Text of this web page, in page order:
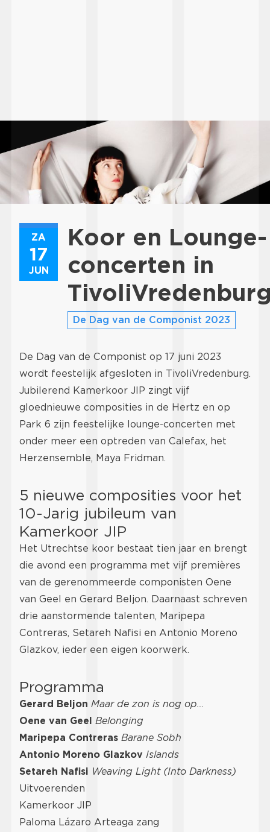
ZA
17
JUN
Koor en Lounge-
concerten in
De Dag van de Componist 2023
De Dag van de Componist op 17 juni 2023
wordt feestelijk afgesloten in TivoliVredenburg.
Jubilerend Kamerkoor JIP zingt vijf
gloednieuwe composities in de Hertz en op
Park 6 zijn feestelijke lounge-concerten met
onder meer een optreden van Calefax, het
Herzensemble, Maya Fridman.
5 nieuwe composities voor het
10-Jarig jubileum van
Kamerkoor JIP
Het Utrechtse koor bestaat tien jaar en brengt
die avond een programma met vijf premières
van de gerenommeerde componisten Oene
van Geel en Gerard Beljon. Daarnaast schreven
drie aanstormende talenten, Maripepa
Contreras, Setareh Nafisi en Antonio Moreno
Glazkov, ieder een eigen koorwerk.
Programma
Gerard Beljon Maar de zon is nog op…
Oene van Geel Belonging
Maripepa Contreras Barane Sobh
Antonio Moreno Glazkov Islands
Setareh Nafisi Weaving Light (Into Darkness)
Uitvoerenden
Kamerkoor JIP
Paloma Lázaro Arteaga zang